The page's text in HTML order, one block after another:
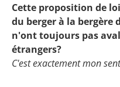
Cette proposition de
du berger à la bergère
n'ont toujours pas
étrangers?
C'est exactement mon